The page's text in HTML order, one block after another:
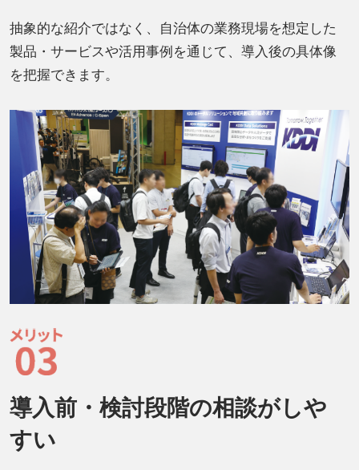
抽象的な紹介ではなく、自治体の業務現場を想定した
製品・サービスや活用事例を通じて、導入後の具体像
を把握できます。
導入前・検討段階の相談がしや
すい